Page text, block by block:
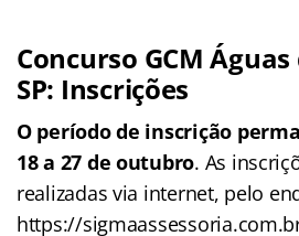
Concurso GCM
SP: Inscrições
O período de inscrição
18 a 27 de outubro. As
realizadas via internet, pelo
https://